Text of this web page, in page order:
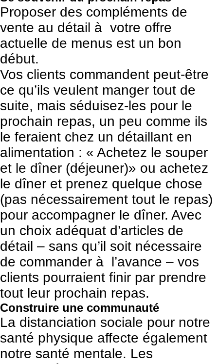
Proposer des compléments de
vente au détail à votre offre
actuelle de menus est un bon
début.
Vos clients commandent peut-être
ce qu’ils veulent manger tout de
suite, mais séduisez-les pour le
prochain repas, un peu comme ils
le feraient chez un détaillant en
alimentation : « Achetez le souper
et le dîner (déjeuner)» ou achetez
le dîner et prenez quelque chose
(pas nécessairement tout le repas)
pour accompagner le dîner. Avec
un choix adéquat d’articles de
détail – sans qu’il soit nécessaire
de commander à l’avance – vos
clients pourraient finir par prendre
tout leur prochain repas.
Construire une communauté
La distanciation sociale pour notre
santé physique affecte également
notre santé mentale. Les